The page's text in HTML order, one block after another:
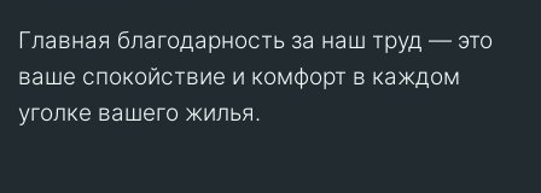
Главная благодарность за наш труд — это
ваше спокойствие и комфорт в каждом
уголке вашего жилья.